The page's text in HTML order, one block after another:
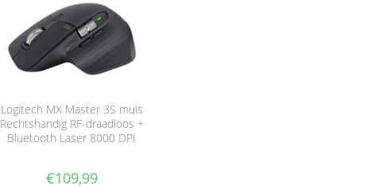
Logitech MX Master 3S muis
Rechtshandig RF-draadloos +
Bluetooth Laser 8000 DPI
€109,99